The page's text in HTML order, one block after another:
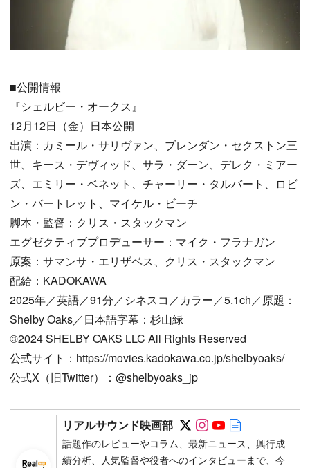
■公開情報
『シェルビー・オークス』
12月12日（金）日本公開
出演：カミール・サリヴァン、ブレンダン・セクストン三
世、キース・デヴィッド、サラ・ダーン、デレク・ミアー
ズ、エミリー・ベネット、チャーリー・タルバート、ロビ
ン・バートレット、マイケル・ビーチ
脚本・監督：クリス・スタックマン
エグゼクティブプロデューサー：マイク・フラナガン
原案：サマンサ・エリザベス、クリス・スタックマン
配給：KADOKAWA
2025年／英語／91分／シネスコ／カラー／5.1ch／原題：
Shelby Oaks／日本語字幕：杉山緑
©2024 SHELBY OAKS LLC All Rights Reserved
公式サイト：https://movies.kadokawa.co.jp/shelbyoaks/
公式X（旧Twitter）：@shelbyoaks_jp
リアルサウンド映画部 Follow on SNS
Follow on SNS
Follow on
話題作のレビューやコラム、最新ニュース、興行成
績分析、人気監督や役者へのインタビューまで、今